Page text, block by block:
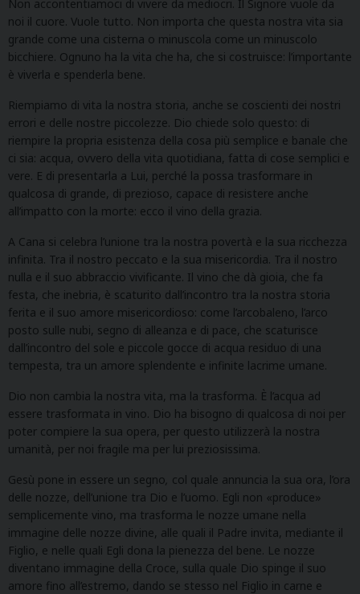
Non accontentiamoci di vivere da mediocri. Il Signore vuole da
noi il cuore. Vuole tutto. Non importa che questa nostra vita sia
grande come una cisterna o minuscola come un minuscolo
bicchiere. Ognuno ha la vita che ha, che si costruisce: l’importante
è viverla e spenderla bene.
Riempiamo di vita la nostra storia, anche se coscienti dei nostri
errori e delle nostre piccolezze. Dio chiede solo questo: di
riempire la propria esistenza della cosa più semplice e banale che
ci sia: acqua, ovvero della vita quotidiana, fatta di cose semplici e
vere. E di presentarla a Lui, perché la possa trasformare in
qualcosa di grande, di prezioso, capace di resistere anche
all’impatto con la morte: ecco il vino della grazia.
A Cana si celebra l’unione tra la nostra povertà e la sua ricchezza
infinita. Tra il nostro peccato e la sua misericordia. Tra il nostro
nulla e il suo abbraccio vivificante. Il vino che dà gioia, che fa
festa, che inebria, è scaturito dall’incontro tra la nostra storia
ferita e il suo amore misericordioso: come l’arcobaleno, l’arco
posto sulle nubi, segno di alleanza e di pace, che scaturisce
dall’incontro del sole e piccole gocce di acqua residuo di una
tempesta, tra un amore splendente e infinite lacrime umane.
Dio non cambia la nostra vita, ma la trasforma. È l’acqua ad
essere trasformata in vino. Dio ha bisogno di qualcosa di noi per
poter compiere la sua opera, per questo utilizzerà la nostra
umanità, per noi fragile ma per lui preziosissima.
Gesù pone in essere un segno col quale annuncia la sua ora, l’ora
delle nozze, dell’unione tra Dio e l’uomo. Egli non «produce»
semplicemente vino, ma trasforma le nozze umane nella
immagine delle nozze divine, alle quali il Padre invita, mediante il
Figlio, e nelle quali Egli dona la pienezza del bene. Le nozze
diventano immagine della Croce, sulla quale Dio spinge il suo
amore fino all’estremo, dando se stesso nel Figlio in carne e